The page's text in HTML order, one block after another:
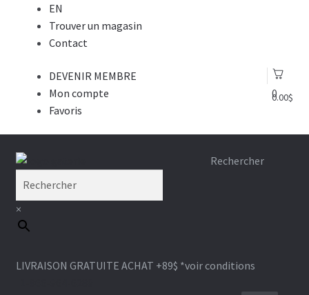
EN
Trouver un magasin
Contact
0
0.00$
DEVENIR MEMBRE
Mon compte
Favoris
Aller
navigation
Aller
Rechercher
×
LIVRAISON GRATUITE ACHAT +89$ *voir conditions